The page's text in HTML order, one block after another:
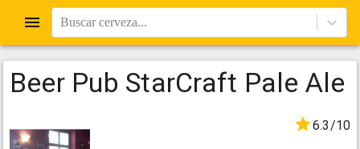
Buscar cerveza...
Beer Pub StarCraft Pale Ale
6.3/10